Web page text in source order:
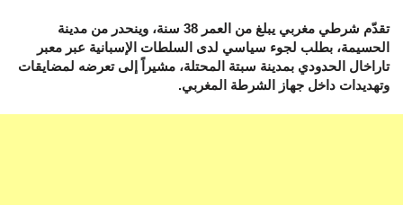
تقدّم شرطي مغربي يبلغ من العمر 38 سنة، وينحدر من مدينة
الحسيمة، بطلب لجوء سياسي لدى السلطات الإسبانية عبر معبر
تاراخال الحدودي بمدينة سبتة المحتلة، مشيراً إلى تعرضه لمضايقات
وتهديدات داخل جهاز الشرطة المغربي.